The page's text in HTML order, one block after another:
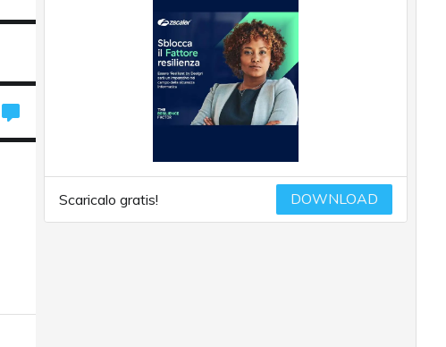
Scaricalo gratis! DOWNLOAD